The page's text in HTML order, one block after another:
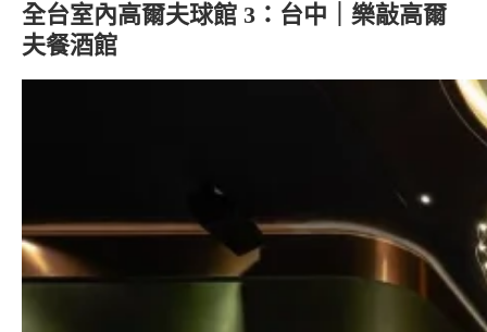
全台室內高爾夫球館 3：台中｜樂敲高爾
夫餐酒館